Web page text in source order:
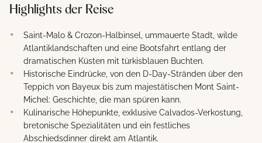
Highlights der Reise
Saint-Malo & Crozon-Halbinsel, ummauerte Stadt, wilde
Atlantiklandschaften und eine Bootsfahrt entlang der
dramatischen Küsten mit türkisblauen Buchten.
Historische Eindrücke, von den D-Day-Stränden über den
Teppich von Bayeux bis zum majestätischen Mont Saint-
Michel: Geschichte, die man spüren kann.
Kulinarische Höhepunkte, exklusive Calvados-Verkostung,
bretonische Spezialitäten und ein festliches
Abschiedsdinner direkt am Atlantik.